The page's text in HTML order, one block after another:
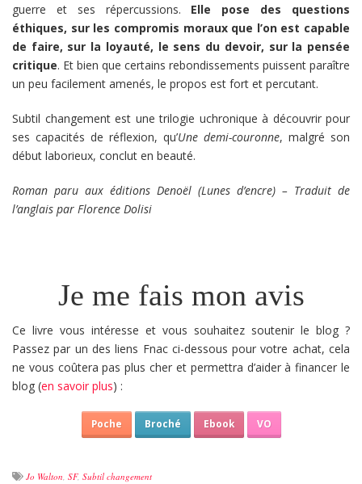
guerre et ses répercussions. Elle pose des questions
éthiques, sur les compromis moraux que l’on est capable
de faire, sur la loyauté, le sens du devoir, sur la pensée
critique. Et bien que certains rebondissements puissent paraître
un peu facilement amenés, le propos est fort et percutant.
Subtil changement est une trilogie uchronique à découvrir pour
ses capacités de réflexion, qu’Une demi-couronne, malgré son
début laborieux, conclut en beauté.
Roman paru aux éditions Denoël (Lunes d’encre) – Traduit de
l’anglais par Florence Dolisi
Je me fais mon avis
Ce livre vous intéresse et vous souhaitez soutenir le blog ?
Passez par un des liens Fnac ci-dessous pour votre achat, cela
ne vous coûtera pas plus cher et permettra d’aider à financer le
blog (en savoir plus) :
Poche Broché Ebook VO
Jo Walton, SF, Subtil changement